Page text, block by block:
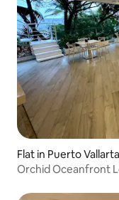
Flat in Puerto Vallarta
Orchid Oceanfront